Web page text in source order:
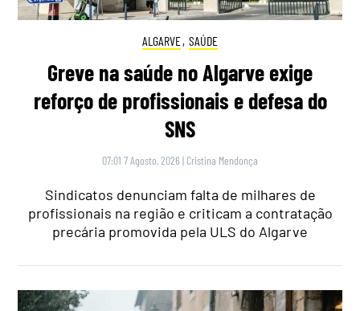
ALGARVE, SAÚDE
Greve na saúde no Algarve exige
reforço de profissionais e defesa do
SNS
07:01 7 Agosto, 2026 | Cristina Mendonça
Sindicatos denunciam falta de milhares de
profissionais na região e criticam a contratação
precária promovida pela ULS do Algarve